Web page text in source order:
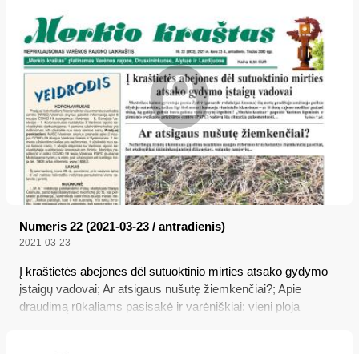
Numeris 22 (2021-03-23 / antradienis)
2021-03-23
Į kraštietės abejones dël sutuoktinio mirties atsako gydymo
įstaigų vadovai; Ar atsigaus nušutę žiemkenčiai?; Apie
draudimą rūkaliams pasisakė ir varėniškiai: vieni ploja